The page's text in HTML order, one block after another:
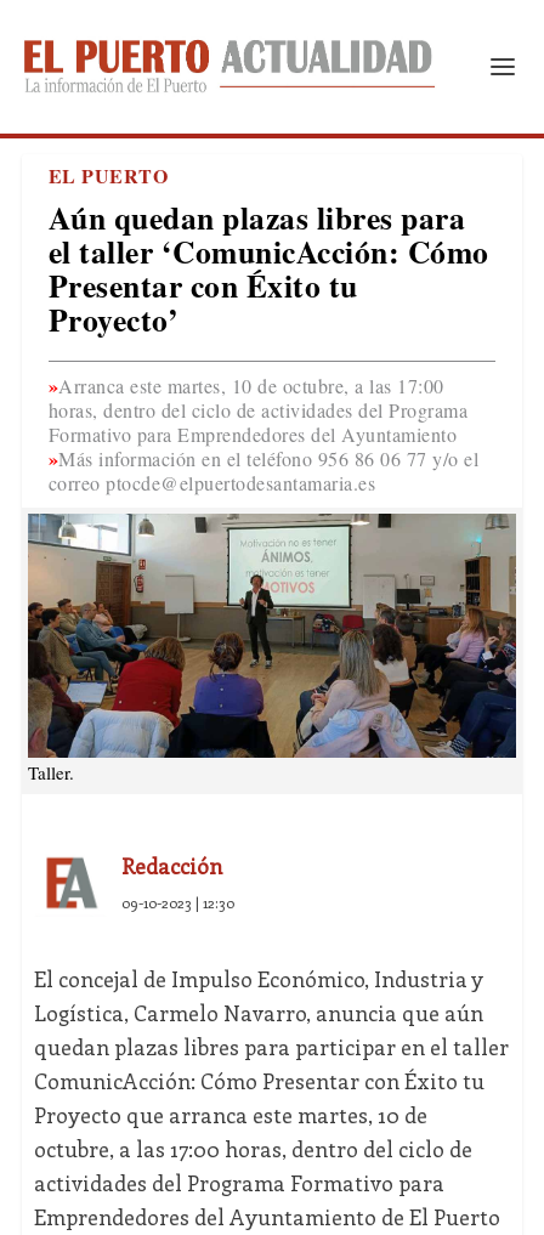
EL PUERTO
Aún quedan plazas libres para
el taller ‘ComunicAcción: Cómo
Presentar con Éxito tu
Proyecto’
Arranca este martes, 10 de octubre, a las 17:00
horas, dentro del ciclo de actividades del Programa
Formativo para Emprendedores del Ayuntamiento
Más información en el teléfono 956 86 06 77 y/o el
correo ptocde@elpuertodesantamaria.es
Taller.
Redacción
09-10-2023 | 12:30
El concejal de Impulso Económico, Industria y
Logística, Carmelo Navarro, anuncia que aún
quedan plazas libres para participar en el taller
ComunicAcción: Cómo Presentar con Éxito tu
Proyecto que arranca este martes, 10 de
octubre, a las 17:00 horas, dentro del ciclo de
actividades del Programa Formativo para
Emprendedores del Ayuntamiento de El Puerto